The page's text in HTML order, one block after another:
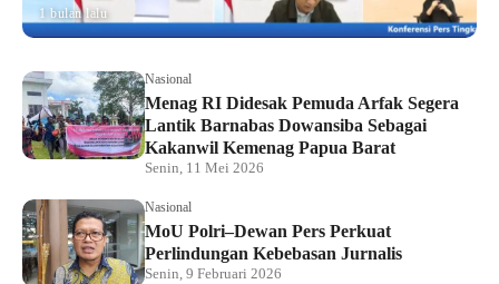
1 bulan lalu
Nasional
Menag RI Didesak Pemuda Arfak Segera
Lantik Barnabas Dowansiba Sebagai
Kakanwil Kemenag Papua Barat
Senin, 11 Mei 2026
Nasional
MoU Polri–Dewan Pers Perkuat
Perlindungan Kebebasan Jurnalis
Senin, 9 Februari 2026